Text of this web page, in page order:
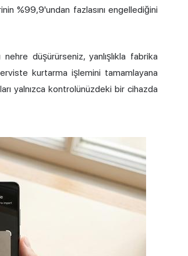
%99,9'undan fazlasını engellediğini
düşürürseniz, yanlışlıkla fabrika
kurtarma işlemini tamamlayana
yalnızca kontrolünüzdeki bir cihazda